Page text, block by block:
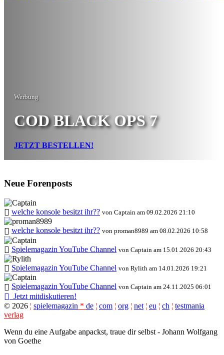
Werbung
COD BLACK OPS 7
JETZT BESTELLEN!
Neue Forenposts
welche konsole besitzt ihr?? von Captain am 09.02.2026 21:10
welche konsole besitzt ihr?? von proman8989 am 08.02.2026 10:58
Spielemagazin YouTube Channel von Captain am 15.01.2026 20:43
Spielemagazin YouTube Channel von Rylith am 14.01.2026 19:21
Spielemagazin YouTube Channel von Captain am 24.11.2025 06:01
Jetzt mitdiskutieren!
© 2026 ¦ spielemagazin * de ¦ com ¦ org ¦ net ¦ eu ¦ ch ¦ testmania
verlag
Wenn du eine Aufgabe anpackst, traue dir selbst - Johann Wolfgang
von Goethe